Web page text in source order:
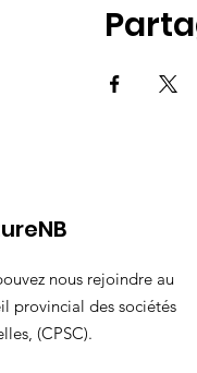
nous rejoindre au
provincial des sociétés
(CPSC).